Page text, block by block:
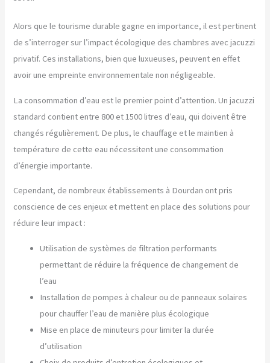
Alors que le tourisme durable gagne en importance, il est pertinent
de s’interroger sur l’impact écologique des chambres avec jacuzzi
privatif. Ces installations, bien que luxueuses, peuvent en effet
avoir une empreinte environnementale non négligeable.
La consommation d’eau est le premier point d’attention. Un jacuzzi
standard contient entre 800 et 1500 litres d’eau, qui doivent être
changés régulièrement. De plus, le chauffage et le maintien à
température de cette eau nécessitent une consommation
d’énergie importante.
Cependant, de nombreux établissements à Dourdan ont pris
conscience de ces enjeux et mettent en place des solutions pour
réduire leur impact :
Utilisation de systèmes de filtration performants
permettant de réduire la fréquence de changement de
l’eau
Installation de pompes à chaleur ou de panneaux solaires
pour chauffer l’eau de manière plus écologique
Mise en place de minuteurs pour limiter la durée
d’utilisation